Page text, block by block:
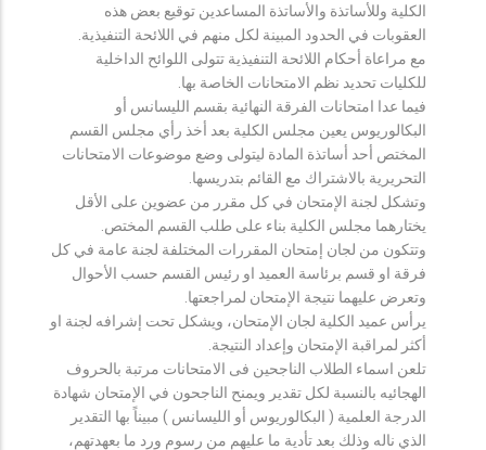
الكلية وللأساتذة والأساتذة المساعدين توقيع بعض هذه
العقوبات في الحدود المبينة لكل منهم في اللائحة التنفيذية.
مع مراعاة أحكام اللائحة التنفيذية تتولى اللوائح الداخلية
للكليات تحديد نظم الامتحانات الخاصة بها.
فيما عدا امتحانات الفرقة النهائية بقسم الليسانس أو
البكالوريوس يعين مجلس الكلية بعد أخذ رأي مجلس القسم
المختص أحد أساتذة المادة ليتولى وضع موضوعات الامتحانات
التحريرية بالاشتراك مع القائم بتدريسها.
وتشكل لجنة الإمتحان في كل مقرر من عضوين على الأقل
يختارهما مجلس الكلية بناء على طلب القسم المختص.
وتتكون من لجان إمتحان المقررات المختلفة لجنة عامة في كل
فرقة او قسم برئاسة العميد او رئيس القسم حسب الأحوال
وتعرض عليهما نتيجة الإمتحان لمراجعتها.
يرأس عميد الكلية لجان الإمتحان، ويشكل تحت إشرافه لجنة او
أكثر لمراقبة الإمتحان وإعداد النتيجة.
تلعن اسماء الطلاب الناجحين فى الامتحانات مرتبة بالحروف
الهجائيه بالنسبة لكل تقدير ويمنح الناجحون في الإمتحان شهادة
الدرجة العلمية ( البكالوريوس أو الليسانس ) مبيناً بها التقدير
الذي ناله وذلك بعد تأدية ما عليهم من رسوم ورد ما بعهدتهم،